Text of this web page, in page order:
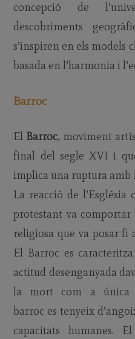
concepció de
descobriments
s’inspiren en els models
basada en l’harmonia i
Barroc
El Barroc, moviment
final del segle XVI i
implica una ruptura amb
La reacció de
protestant va
religiosa que va posar fi
El Barroc es
actitud desenganyada
la mort com a única
barroc es tenyeix
capacitats humanes.